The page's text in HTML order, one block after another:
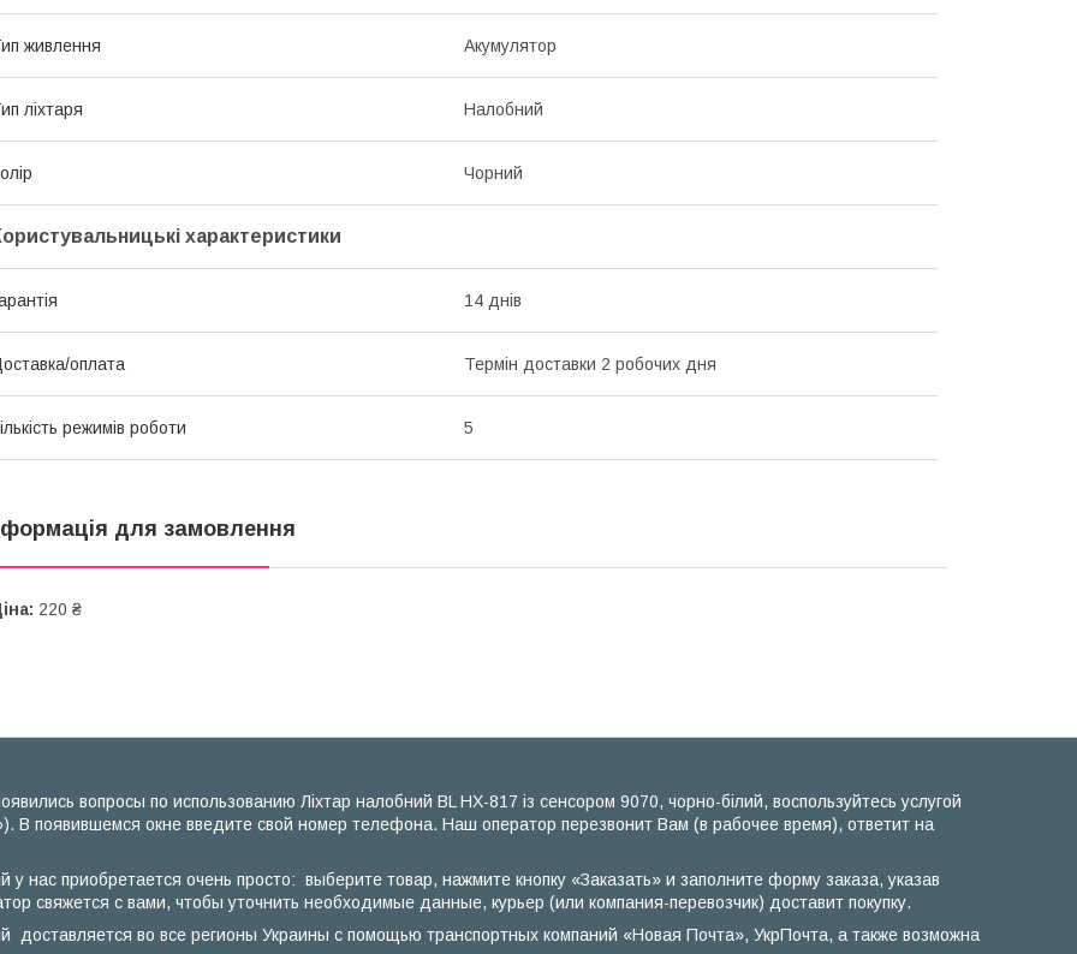
живлення Акумулятор
ліхтаря Налобний
Чорний
характеристики
14 днів
оплата Термін доставки 2 робочих дня
режимів роботи 5
для замовлення
220 ₴
вопросы по использованию Ліхтар налобний BL HX-817 із сенсором 9070, чорно-білий, воспользуйтесь услугой
В появившемся окне введите свой номер телефона. Наш оператор перезвонит Вам (в рабочее время), ответит на
у нас приобретается очень просто: выберите товар, нажмите кнопку «Заказать» и заполните форму заказа, указав
свяжется с вами, чтобы уточнить необходимые данные, курьер (или компания-перевозчик) доставит покупку.
доставляется во все регионы Украины с помощью транспортных компаний «Новая Почта», УкрПочта, а также возможна